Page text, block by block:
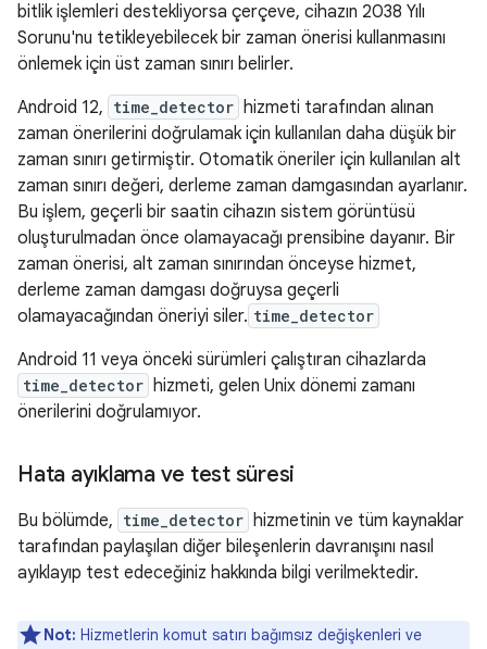
bitlik işlemleri destekliyorsa çerçeve, cihazın 2038 Yılı
Sorunu'nu tetikleyebilecek bir zaman önerisi kullanmasını
önlemek için üst zaman sınırı belirler.
Android 12, time_detector hizmeti tarafından alınan
zaman önerilerini doğrulamak için kullanılan daha düşük bir
zaman sınırı getirmiştir. Otomatik öneriler için kullanılan alt
zaman sınırı değeri, derleme zaman damgasından ayarlanır.
Bu işlem, geçerli bir saatin cihazın sistem görüntüsü
oluşturulmadan önce olamayacağı prensibine dayanır. Bir
zaman önerisi, alt zaman sınırından önceyse hizmet,
derleme zaman damgası doğruysa geçerli
olamayacağından öneriyi siler. time_detector
Android 11 veya önceki sürümleri çalıştıran cihazlarda
time_detector hizmeti, gelen Unix dönemi zamanı
önerilerini doğrulamıyor.
Hata ayıklama ve test süresi
Bu bölümde, time_detector hizmetinin ve tüm kaynaklar
tarafından paylaşılan diğer bileşenlerin davranışını nasıl
ayıklayıp test edeceğiniz hakkında bilgi verilmektedir.
Not: Hizmetlerin komut satırı bağımsız değişkenleri ve